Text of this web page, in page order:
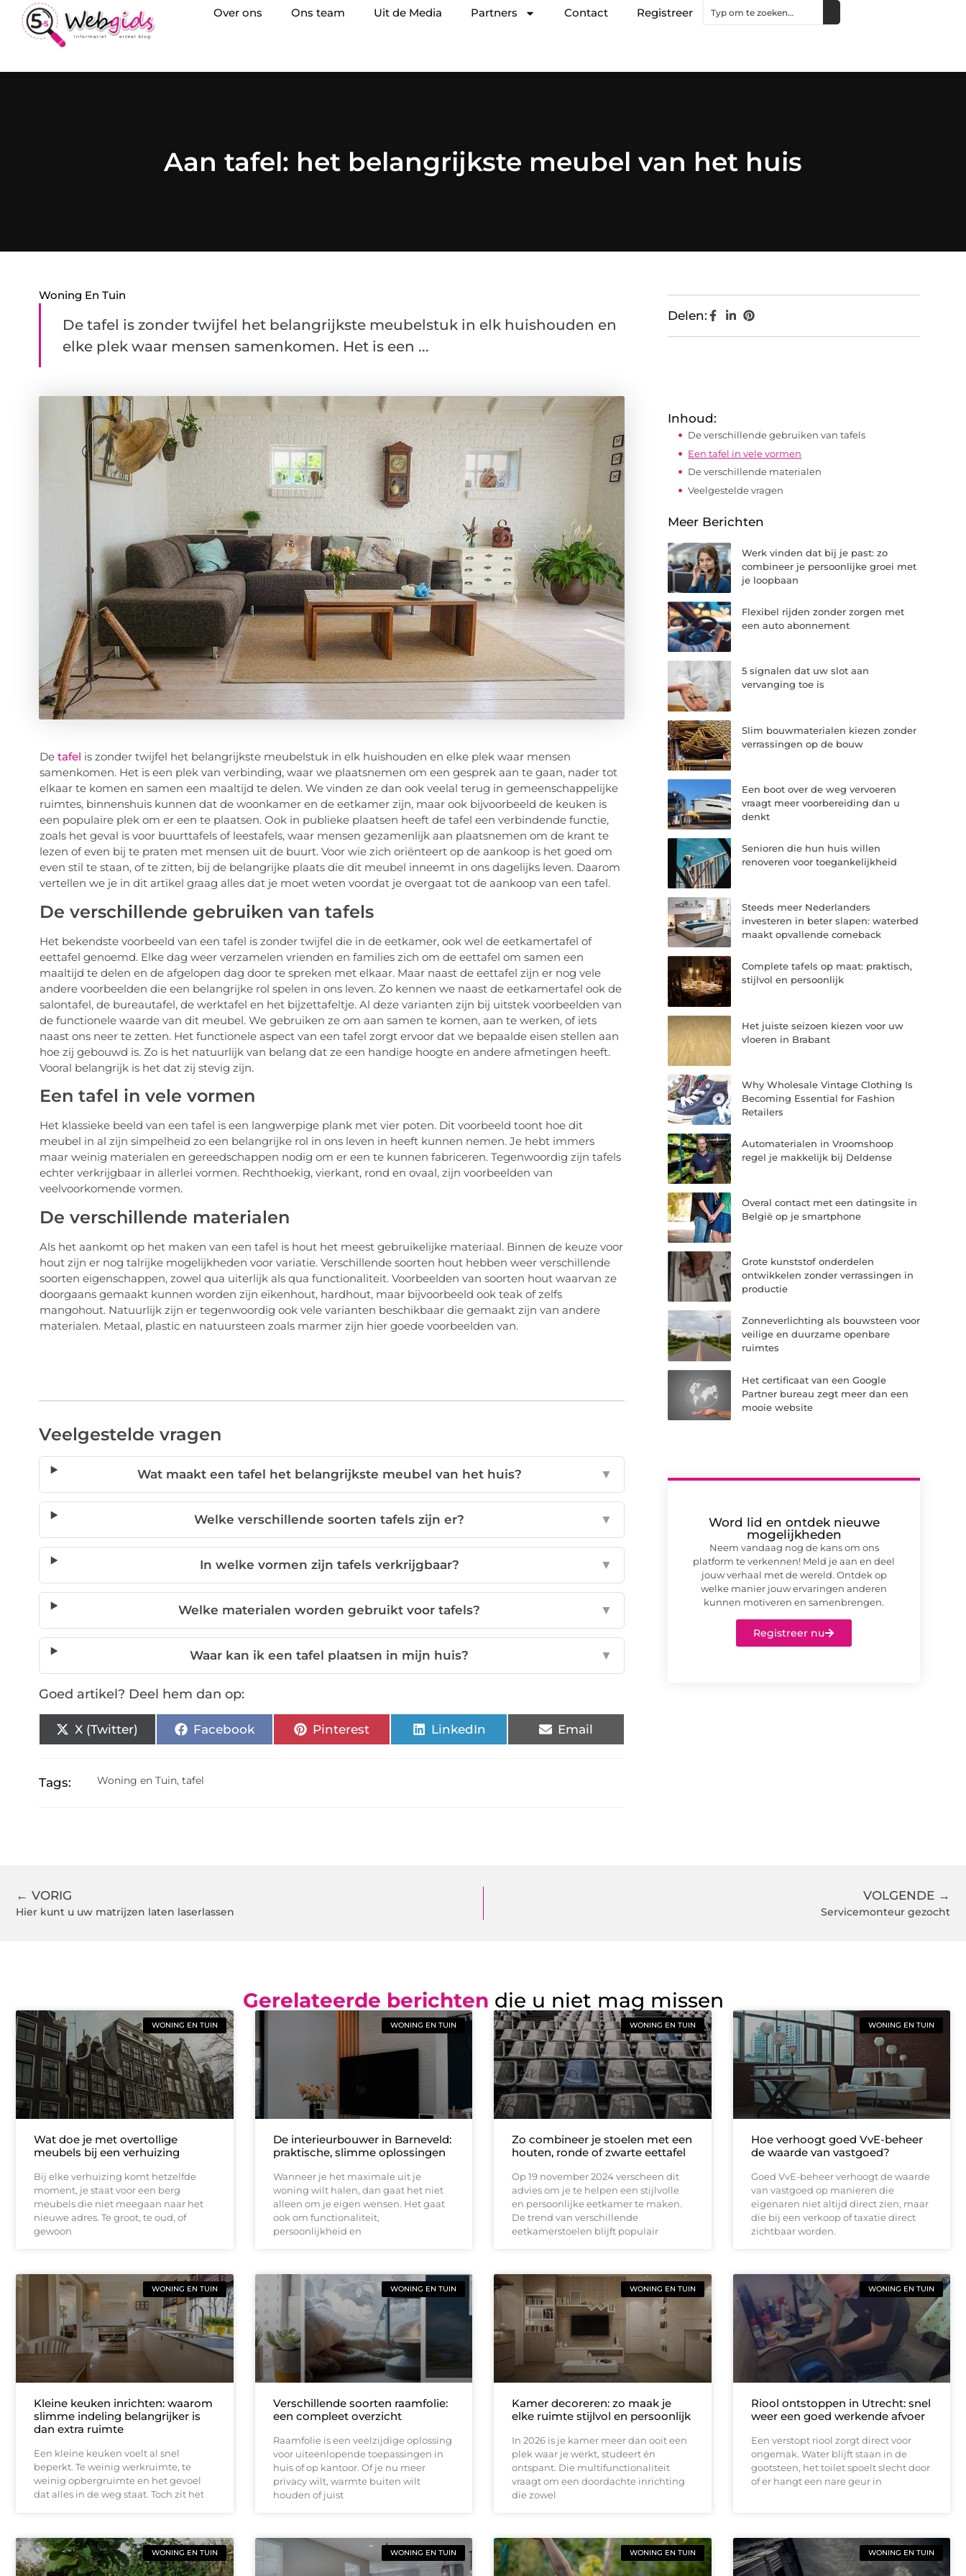
Over ons Ons team Uit de Media Partners Contact Registreer
Aan tafel: het belangrijkste meubel van het huis
Woning En Tuin
De tafel is zonder twijfel het belangrijkste meubelstuk in elk huishouden en
elke plek waar mensen samenkomen. Het is een ...
De tafel is zonder twijfel het belangrijkste meubelstuk in elk huishouden en elke plek waar mensen
samenkomen. Het is een plek van verbinding, waar we plaatsnemen om een gesprek aan te gaan, nader tot
elkaar te komen en samen een maaltijd te delen. We vinden ze dan ook veelal terug in gemeenschappelijke
ruimtes, binnenshuis kunnen dat de woonkamer en de eetkamer zijn, maar ook bijvoorbeeld de keuken is
een populaire plek om er een te plaatsen. Ook in publieke plaatsen heeft de tafel een verbindende functie,
zoals het geval is voor buurttafels of leestafels, waar mensen gezamenlijk aan plaatsnemen om de krant te
lezen of even bij te praten met mensen uit de buurt. Voor wie zich oriënteert op de aankoop is het goed om
even stil te staan, of te zitten, bij de belangrijke plaats die dit meubel inneemt in ons dagelijks leven. Daarom
vertellen we je in dit artikel graag alles dat je moet weten voordat je overgaat tot de aankoop van een tafel.
De verschillende gebruiken van tafels
Het bekendste voorbeeld van een tafel is zonder twijfel die in de eetkamer, ook wel de eetkamertafel of
eettafel genoemd. Elke dag weer verzamelen vrienden en families zich om de eettafel om samen een
maaltijd te delen en de afgelopen dag door te spreken met elkaar. Maar naast de eettafel zijn er nog vele
andere voorbeelden die een belangrijke rol spelen in ons leven. Zo kennen we naast de eetkamertafel ook de
salontafel, de bureautafel, de werktafel en het bijzettafeltje. Al deze varianten zijn bij uitstek voorbeelden van
de functionele waarde van dit meubel. We gebruiken ze om aan samen te komen, aan te werken, of iets
naast ons neer te zetten. Het functionele aspect van een tafel zorgt ervoor dat we bepaalde eisen stellen aan
hoe zij gebouwd is. Zo is het natuurlijk van belang dat ze een handige hoogte en andere afmetingen heeft.
Vooral belangrijk is het dat zij stevig zijn.
Een tafel in vele vormen
Het klassieke beeld van een tafel is een langwerpige plank met vier poten. Dit voorbeeld toont hoe dit
meubel in al zijn simpelheid zo een belangrijke rol in ons leven in heeft kunnen nemen. Je hebt immers
maar weinig materialen en gereedschappen nodig om er een te kunnen fabriceren. Tegenwoordig zijn tafels
echter verkrijgbaar in allerlei vormen. Rechthoekig, vierkant, rond en ovaal, zijn voorbeelden van
veelvoorkomende vormen.
De verschillende materialen
Als het aankomt op het maken van een tafel is hout het meest gebruikelijke materiaal. Binnen de keuze voor
hout zijn er nog talrijke mogelijkheden voor variatie. Verschillende soorten hout hebben weer verschillende
soorten eigenschappen, zowel qua uiterlijk als qua functionaliteit. Voorbeelden van soorten hout waarvan ze
doorgaans gemaakt kunnen worden zijn eikenhout, hardhout, maar bijvoorbeeld ook teak of zelfs
mangohout. Natuurlijk zijn er tegenwoordig ook vele varianten beschikbaar die gemaakt zijn van andere
materialen. Metaal, plastic en natuursteen zoals marmer zijn hier goede voorbeelden van.
Veelgestelde vragen
Wat maakt een tafel het belangrijkste meubel van het huis? ▼
Welke verschillende soorten tafels zijn er? ▼
In welke vormen zijn tafels verkrijgbaar? ▼
Welke materialen worden gebruikt voor tafels? ▼
Waar kan ik een tafel plaatsen in mijn huis? ▼
Goed artikel? Deel hem dan op:
X (Twitter) Facebook Pinterest LinkedIn Email
Tags: Woning en Tuin,tafel
Delen:
Inhoud:
De verschillende gebruiken van tafels
Een tafel in vele vormen
De verschillende materialen
Veelgestelde vragen
Meer Berichten
Werk vinden dat bij je past: zo
combineer je persoonlijke groei met
je loopbaan
Flexibel rijden zonder zorgen met
een auto abonnement
5 signalen dat uw slot aan
vervanging toe is
Slim bouwmaterialen kiezen zonder
verrassingen op de bouw
Een boot over de weg vervoeren
vraagt meer voorbereiding dan u
denkt
Senioren die hun huis willen
renoveren voor toegankelijkheid
Steeds meer Nederlanders
investeren in beter slapen: waterbed
maakt opvallende comeback
Complete tafels op maat: praktisch,
stijlvol en persoonlijk
Het juiste seizoen kiezen voor uw
vloeren in Brabant
Why Wholesale Vintage Clothing Is
Becoming Essential for Fashion
Retailers
Automaterialen in Vroomshoop
regel je makkelijk bij Deldense
Overal contact met een datingsite in
België op je smartphone
Grote kunststof onderdelen
ontwikkelen zonder verrassingen in
productie
Zonneverlichting als bouwsteen voor
veilige en duurzame openbare
ruimtes
Het certificaat van een Google
Partner bureau zegt meer dan een
mooie website
Word lid en ontdek nieuwe
mogelijkheden
Neem vandaag nog de kans om ons
platform te verkennen! Meld je aan en deel
jouw verhaal met de wereld. Ontdek op
welke manier jouw ervaringen anderen
kunnen motiveren en samenbrengen.
Registreer nu
← VORIG
Hier kunt u uw matrijzen laten laserlassen
VOLGENDE →
Servicemonteur gezocht
Gerelateerde berichten die u niet mag missen
WONING EN TUIN
Wat doe je met overtollige
meubels bij een verhuizing
Bij elke verhuizing komt hetzelfde
moment, je staat voor een berg
meubels die niet meegaan naar het
nieuwe adres. Te groot, te oud, of
gewoon
WONING EN TUIN
De interieurbouwer in Barneveld:
praktische, slimme oplossingen
Wanneer je het maximale uit je
woning wilt halen, dan gaat het niet
alleen om je eigen wensen. Het gaat
ook om functionaliteit,
persoonlijkheid en
WONING EN TUIN
Zo combineer je stoelen met een
houten, ronde of zwarte eettafel
Op 19 november 2024 verscheen dit
advies om je te helpen een stijlvolle
en persoonlijke eetkamer te maken.
De trend van verschillende
eetkamerstoelen blijft populair
WONING EN TUIN
Hoe verhoogt goed VvE-beheer
de waarde van vastgoed?
Goed VvE-beheer verhoogt de waarde
van vastgoed op manieren die
eigenaren niet altijd direct zien, maar
die bij een verkoop of taxatie direct
zichtbaar worden.
WONING EN TUIN
Kleine keuken inrichten: waarom
slimme indeling belangrijker is
dan extra ruimte
Een kleine keuken voelt al snel
beperkt. Te weinig werkruimte, te
weinig opbergruimte en het gevoel
dat alles in de weg staat. Toch zit het
WONING EN TUIN
Verschillende soorten raamfolie:
een compleet overzicht
Raamfolie is een veelzijdige oplossing
voor uiteenlopende toepassingen in
huis of op kantoor. Of je nu meer
privacy wilt, warmte buiten wilt
houden of juist
WONING EN TUIN
Kamer decoreren: zo maak je
elke ruimte stijlvol en persoonlijk
In 2026 is je kamer meer dan ooit een
plek waar je werkt, studeert én
ontspant. Die multifunctionaliteit
vraagt om een doordachte inrichting
die zowel
WONING EN TUIN
Riool ontstoppen in Utrecht: snel
weer een goed werkende afvoer
Een verstopt riool zorgt direct voor
ongemak. Water blijft staan in de
gootsteen, het toilet spoelt slecht door
of er hangt een nare geur in
WONING EN TUIN WONING EN TUIN WONING EN TUIN WONING EN TUIN